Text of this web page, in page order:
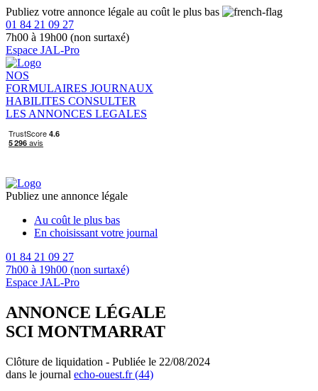
Publiez votre annonce légale au coût le plus bas
01 84 21 09 27
7h00 à 19h00 (non surtaxé)
Espace JAL-Pro
NOS
FORMULAIRES JOURNAUX
HABILITES CONSULTER
LES ANNONCES LEGALES
Publiez une annonce légale
Au coût le plus bas
En choisissant votre journal
01 84 21 09 27
7h00 à 19h00 (non surtaxé)
Espace JAL-Pro
ANNONCE LÉGALE
SCI MONTMARRAT
Clôture de liquidation - Publiée le 22/08/2024
dans le journal echo-ouest.fr (44)